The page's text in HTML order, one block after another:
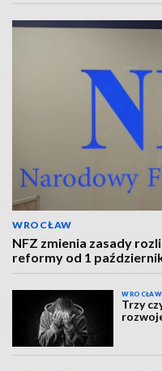
WROCŁAW
NFZ zmienia zasady
reformy od 1
WROCŁAW
Trzy